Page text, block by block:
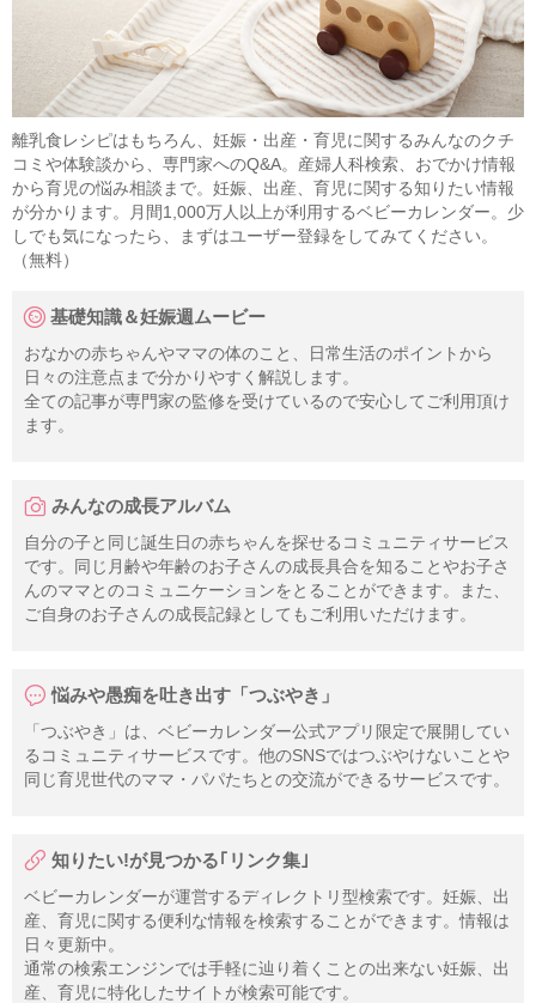
離乳食レシピはもちろん、妊娠・出産・育児に関するみんなのクチ
コミや体験談から、専門家へのQ&A。産婦人科検索、おでかけ情報
から育児の悩み相談まで。妊娠、出産、育児に関する知りたい情報
が分かります。月間1,000万人以上が利用するベビーカレンダー。少
しでも気になったら、まずはユーザー登録をしてみてください。
（無料）
基礎知識＆妊娠週ムービー
おなかの赤ちゃんやママの体のこと、日常生活のポイントから
日々の注意点まで分かりやすく解説します。
全ての記事が専門家の監修を受けているので安心してご利用頂け
ます。
みんなの成長アルバム
自分の子と同じ誕生日の赤ちゃんを探せるコミュニティサービス
です。同じ月齢や年齢のお子さんの成長具合を知ることやお子さ
んのママとのコミュニケーションをとることができます。また、
ご自身のお子さんの成長記録としてもご利用いただけます。
悩みや愚痴を吐き出す「つぶやき」
「つぶやき」は、ベビーカレンダー公式アプリ限定で展開してい
るコミュニティサービスです。他のSNSではつぶやけないことや
同じ育児世代のママ・パパたちとの交流ができるサービスです。
知りたい!が見つかる｢リンク集｣
ベビーカレンダーが運営するディレクトリ型検索です。妊娠、出
産、育児に関する便利な情報を検索することができます。情報は
日々更新中。
通常の検索エンジンでは手軽に辿り着くことの出来ない妊娠、出
産、育児に特化したサイトが検索可能です。